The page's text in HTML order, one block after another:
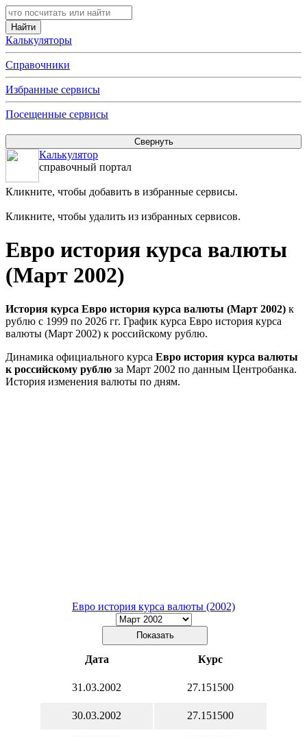
Калькуляторы
Справочники
Избранные сервисы
Посещенные сервисы
Калькулятор
справочный портал
Кликните, чтобы добавить в избранные сервисы.
Кликните, чтобы удалить из избранных сервисов.
Евро история курса валюты
(Март 2002)
История курса Евро история курса валюты (Март 2002) к
рублю с 1999 по 2026 гг. График курса Евро история курса
валюты (Март 2002) к российскому рублю.
Динамика официального курса Евро история курса валюты
к российскому рублю за Март 2002 по данным Центробанка.
История изменения валюты по дням.
Евро история курса валюты (2002)
Дата Курс
31.03.2002 27.151500
30.03.2002 27.151500